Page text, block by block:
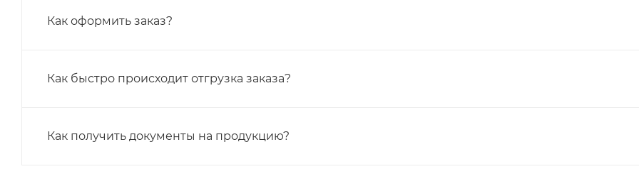
Как оформить заказ?
Как быстро происходит отгрузка заказа?
Как получить документы на продукцию?